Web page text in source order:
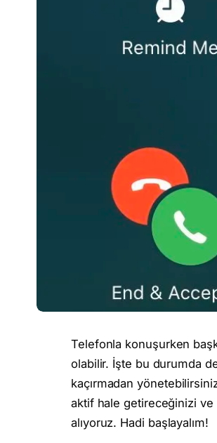
Telefonla konuşurken
olabilir. İşte bu durumda
kaçırmadan
aktif hale getireceğinizi ve
alıyoruz. Hadi başlayalım!